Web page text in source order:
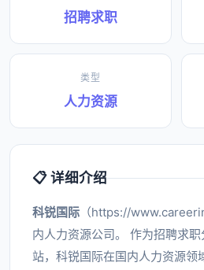
招聘求职
类型
人力资源
📋 详细介绍
科锐国际 （https://
内人力资源公司。 作为招聘求
站，科锐国际在国内人力资源领